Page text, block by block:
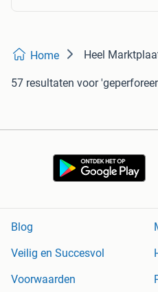
Home Heel
57 resultaten voor
Blog
Veilig en Succesvol
Voorwaarden